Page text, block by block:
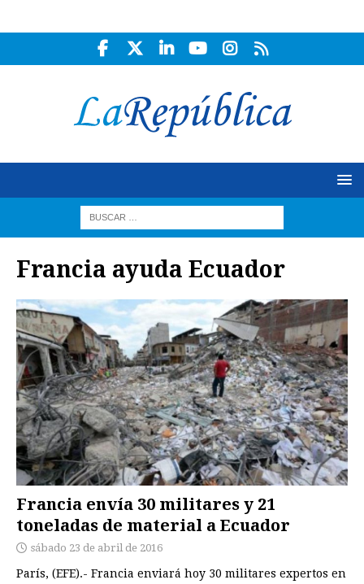
Francia ayuda Ecuador
Francia envía 30 militares y 21
toneladas de material a Ecuador
sábado 23 de abril de 2016
París, (EFE).- Francia enviará hoy 30 militares expertos en